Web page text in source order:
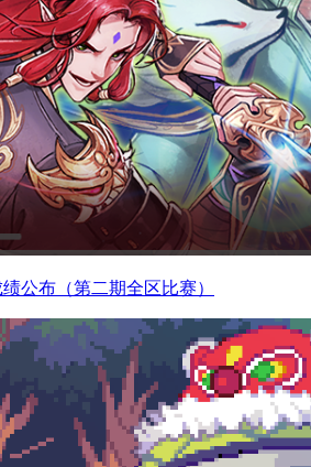
公布（第二期全区比赛）